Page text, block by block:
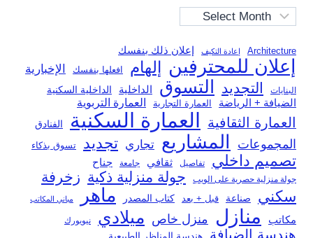
Archives
Architecture إعادة التكيف إعلان ذلك بنفسك
إعلان للمحترفين إلهام افعلها بنفسك الإخبارية
البنايات التجديد التسوق الداخلية الداخلية السكنية
الضيافة + الرياضة العمارة التجارية العمارة التربوية
العمارة الثقافية العمارة السكنية الفنادق
المجموعات المشاريع تجاري تجديد تسوق بذكاء
تصميم داخلي تفاصيل ثقافي جامعة جناح
جولة منزلية حصرية على الويب جولة منزلية ذكية زخرفة
سكني صناعة قبل + بعد كتاب المصدر ماهر مباني المكاتب
مكاتب منازل منزل خاص ميلادي نيويورك
هندسة الضيافة